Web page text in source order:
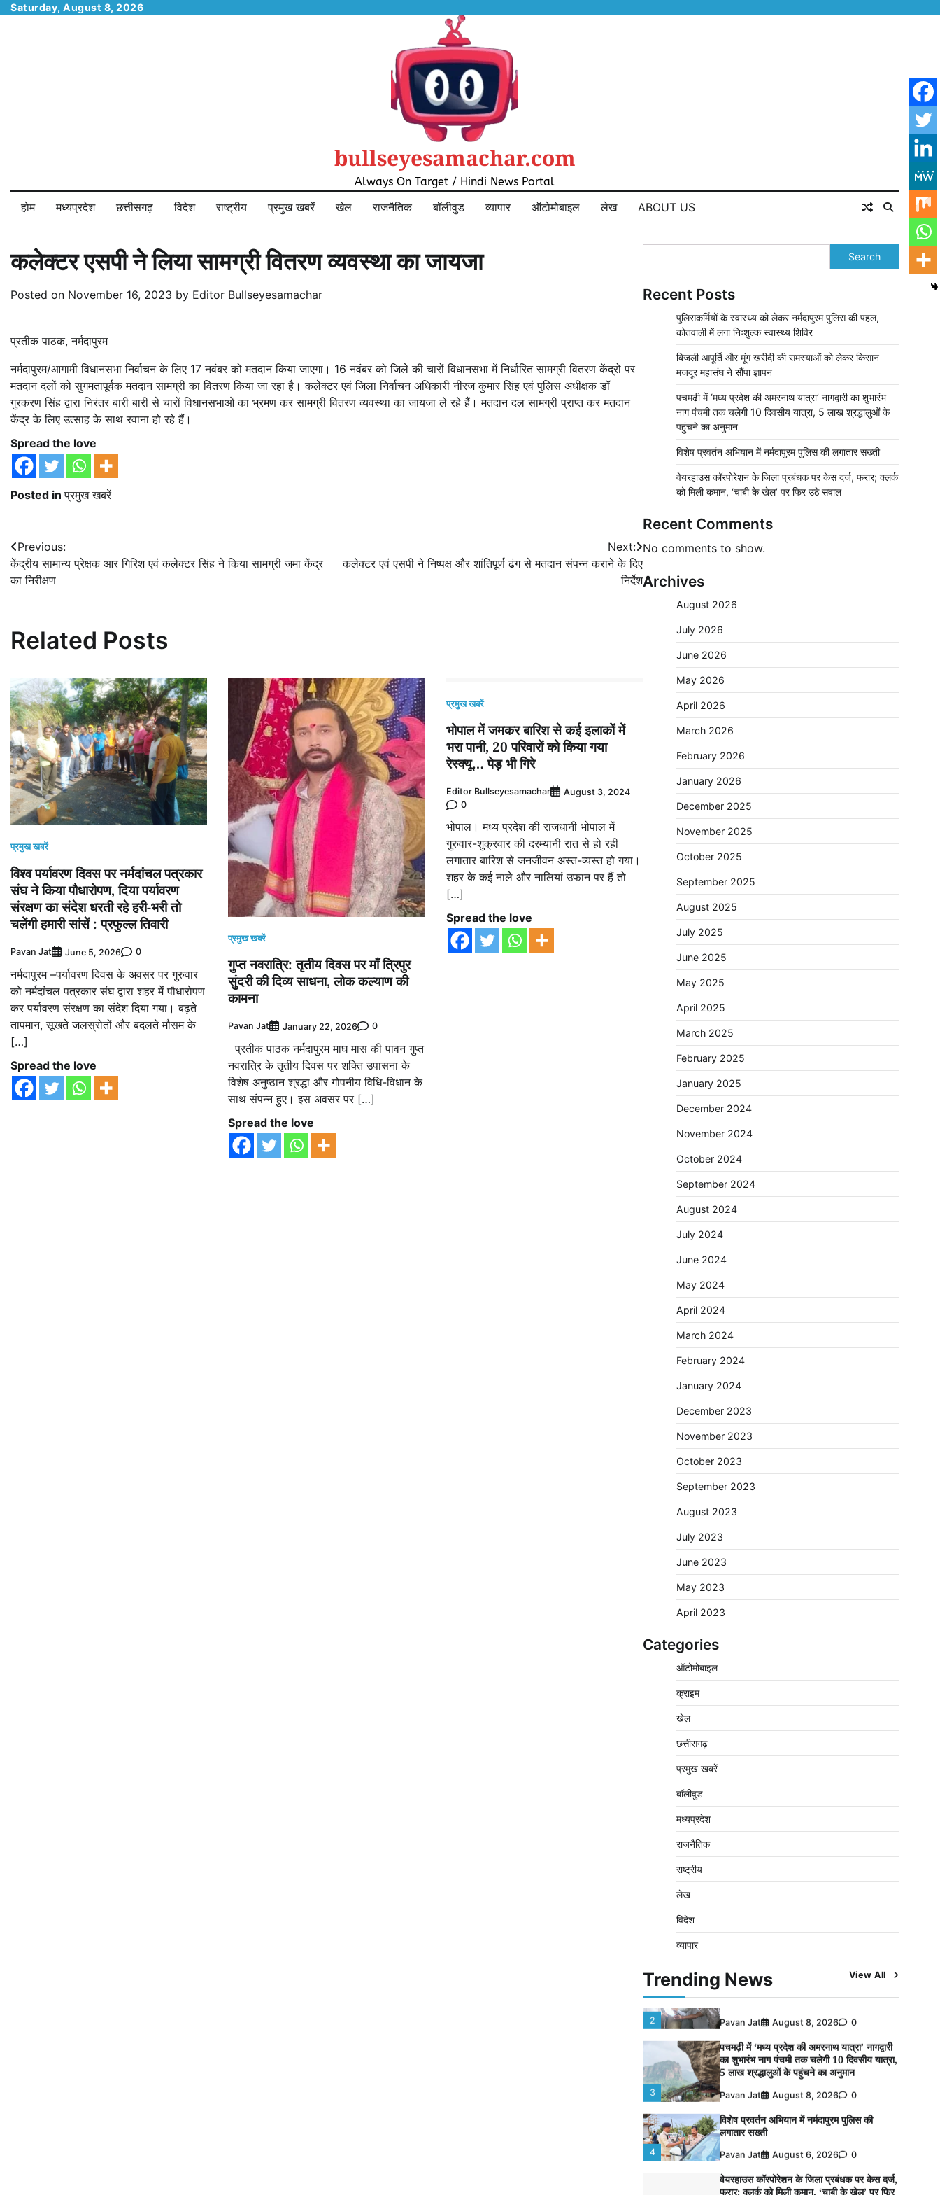
SkipSaturday, August 8, 2026
bullseyesamachar.com
Always On Target / Hindi News Portal
होम मध्यप्रदेश छत्तीसगढ़ विदेश राष्ट्रीय प्रमुख खबरें खेल राजनैतिक बॉलीवुड व्यापार ऑटोमोबाइल लेख ABOUT US
कलेक्टर एसपी ने लिया सामग्री वितरण व्यवस्था का जायजा
Posted on November 16, 2023 by Editor Bullseyesamachar
प्रतीक पाठक, नर्मदापुरम
नर्मदापुरम/आगामी विधानसभा निर्वाचन के लिए 17 नवंबर को मतदान किया जाएगा। 16 नवंबर को जिले की चारों विधानसभा में निर्धारित सामग्री वितरण केंद्रो पर
मतदान दलों को सुगमतापूर्वक मतदान सामग्री का वितरण किया जा रहा है। कलेक्टर एवं जिला निर्वाचन अधिकारी नीरज कुमार सिंह एवं पुलिस अधीक्षक डॉ
गुरकरण सिंह द्वारा निरंतर बारी बारी से चारों विधानसभाओं का भ्रमण कर सामग्री वितरण व्यवस्था का जायजा ले रहे हैं। मतदान दल सामग्री प्राप्त कर मतदान
केंद्र के लिए उत्साह के साथ रवाना हो रहे हैं।
Spread the love
Posted inप्रमुख खबरें
Post
navigation
Previous:
केंद्रीय सामान्य प्रेक्षक आर गिरिश एवं कलेक्टर सिंह ने किया सामग्री जमा केंद्र
का निरीक्षण
Next:
कलेक्टर एवं एसपी ने निष्पक्ष और शांतिपूर्ण ढंग से मतदान संपन्न कराने के दिए
निर्देश
Related Posts
प्रमुख खबरें
विश्व पर्यावरण दिवस पर नर्मदांचल पत्रकार
संघ ने किया पौधारोपण, दिया पर्यावरण
संरक्षण का संदेश धरती रहे हरी-भरी तो
चलेंगी हमारी सांसें : प्रफुल्ल तिवारी
Pavan Jat June 5, 2026 0
नर्मदापुरम –पर्यावरण दिवस के अवसर पर गुरुवार
को नर्मदांचल पत्रकार संघ द्वारा शहर में पौधारोपण
कर पर्यावरण संरक्षण का संदेश दिया गया। बढ़ते
तापमान, सूखते जलस्रोतों और बदलते मौसम के
[…]
Spread the love
प्रमुख खबरें
गुप्त नवरात्रि: तृतीय दिवस पर माँ त्रिपुर
सुंदरी की दिव्य साधना, लोक कल्याण की
कामना
Pavan Jat January 22, 2026 0
प्रतीक पाठक नर्मदापुरम माघ मास की पावन गुप्त
नवरात्रि के तृतीय दिवस पर शक्ति उपासना के
विशेष अनुष्ठान श्रद्धा और गोपनीय विधि-विधान के
साथ संपन्न हुए। इस अवसर पर […]
Spread the love
प्रमुख खबरें
भोपाल में जमकर बारिश से कई इलाकों में
भरा पानी, 20 परिवारों को किया गया
रेस्क्यू… पेड़ भी गिरे
Editor Bullseyesamachar
August 3, 2024
0
भोपाल। मध्य प्रदेश की राजधानी भोपाल में
गुरुवार-शुक्रवार की दरम्यानी रात से हो रही
लगातार बारिश से जनजीवन अस्त-व्यस्त हो गया।
शहर के कई नाले और नालियां उफान पर हैं तो
[…]
Spread the love
Search
Recent Posts
पुलिसकर्मियों के स्वास्थ्य को लेकर नर्मदापुरम पुलिस की पहल,
कोतवाली में लगा निःशुल्क स्वास्थ्य शिविर
बिजली आपूर्ति और मूंग खरीदी की समस्याओं को लेकर किसान
मजदूर महासंघ ने सौंपा ज्ञापन
पचमढ़ी में ‘मध्य प्रदेश की अमरनाथ यात्रा’ नागद्वारी का शुभारंभ
नाग पंचमी तक चलेगी 10 दिवसीय यात्रा, 5 लाख श्रद्धालुओं के
पहुंचने का अनुमान
विशेष प्रवर्तन अभियान में नर्मदापुरम पुलिस की लगातार सख्ती
वेयरहाउस कॉरपोरेशन के जिला प्रबंधक पर केस दर्ज, फरार; क्लर्क
को मिली कमान, ‘चाबी के खेल’ पर फिर उठे सवाल
Recent Comments
No comments to show.
Archives
August 2026
July 2026
June 2026
May 2026
April 2026
March 2026
February 2026
January 2026
December 2025
November 2025
October 2025
September 2025
August 2025
July 2025
June 2025
May 2025
April 2025
March 2025
February 2025
January 2025
December 2024
November 2024
October 2024
September 2024
August 2024
July 2024
June 2024
May 2024
April 2024
March 2024
February 2024
January 2024
December 2023
November 2023
October 2023
September 2023
August 2023
July 2023
June 2023
May 2023
April 2023
Categories
ऑटोमोबाइल
क्राइम
खेल
छत्तीसगढ़
प्रमुख खबरें
बॉलीवुड
मध्यप्रदेश
राजनैतिक
राष्ट्रीय
लेख
विदेश
व्यापार
Trending News View All
का शुभारंभ नाग पंचमी तक चलेगी 10 दिवसीय यात्रा,
फरार; क्लर्क को मिली कमान, ‘चाबी के खेल’ पर फिर
की पहल, कोतवाली में लगा निःशुल्क स्वास्थ्य शिविर
2
बिजली आपूर्ति और मूंग खरीदी की समस्याओं को लेकर
3
पचमढ़ी में ‘मध्य प्रदेश की अमरनाथ यात्रा’ नागद्वारी
का शुभारंभ नाग पंचमी तक चलेगी 10 दिवसीय यात्रा,
5 लाख श्रद्धालुओं के पहुंचने का अनुमान
4
विशेष प्रवर्तन अभियान में नर्मदापुरम पुलिस की
लगातार सख्ती
वेयरहाउस कॉरपोरेशन के जिला प्रबंधक पर केस दर्ज,
फरार; क्लर्क को मिली कमान, ‘चाबी के खेल’ पर फिर